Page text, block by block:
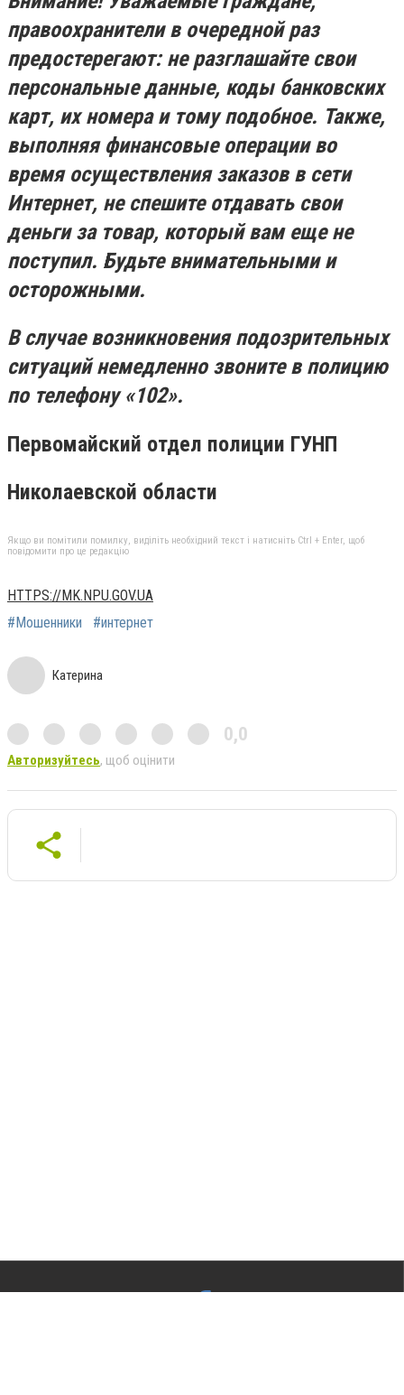
правоохранители в очередной раз
предостерегают: не разглашайте свои
персональные данные, коды банковских
карт, их номера и тому подобное. Также,
выполняя финансовые операции во
время осуществления заказов в сети
Интернет, не спешите отдавать свои
деньги за товар, который вам еще не
поступил. Будьте внимательными и
осторожными.
В случае возникновения подозрительных
ситуаций немедленно звоните в полицию
по телефону «102».
Первомайский отдел полиции ГУНП
Николаевской области
Якщо ви помітили помилку, виділіть необхідний текст і натисніть Ctrl + Enter, щоб
повідомити про це редакцію
HTTPS://MK.NPU.GOV.UA
#Мошенники
#интернет
Катерина
0,0
Авторизуйтесь, щоб оцінити